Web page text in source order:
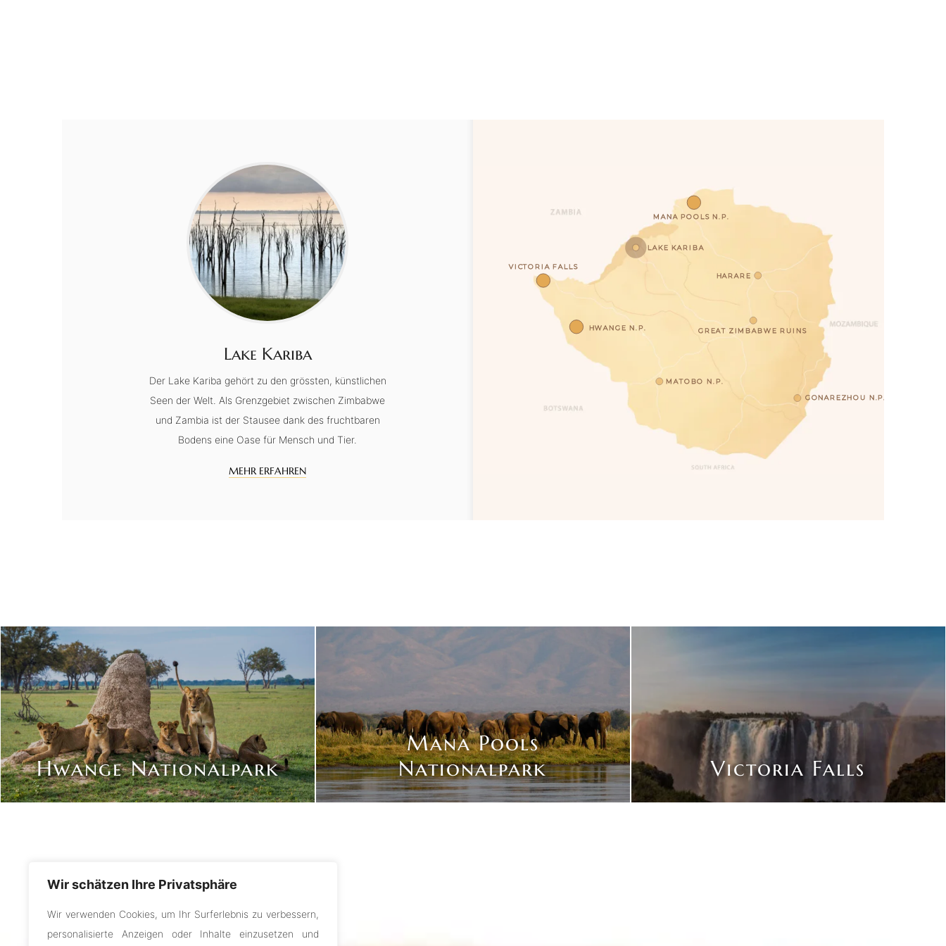
Wir schätzen Ihre Privatsphäre
Wir verwenden Cookies, um Ihr Surferlebnis zu verbessern,
personalisierte Anzeigen oder Inhalte einzusetzen und
Lake Kariba
Der Lake Kariba gehört zu den grössten, künstlichen
Seen der Welt. Als Grenzgebiet zwischen Zimbabwe
und Zambia ist der Stausee dank des fruchtbaren
Bodens eine Oase für Mensch und Tier.
MEHR ERFAHREN
MATOBO N.P.
GONAREZHOU N.P.
GREAT ZIMBABWE RUINS
HARARE
HWANGE N.P.
MANA POOLS N.P.
LAKE KARIBA
VICTORIA FALLS
Hwange Nationalpark
Mana Pools
Nationalpark
Victoria Falls